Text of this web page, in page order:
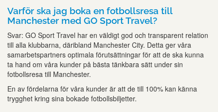
Varför ska jag boka en fotbollsresa till
Manchester med GO Sport Travel?
Svar: GO Sport Travel har en väldigt god och transparent relation
till alla klubbarna, däribland Manchester City. Detta ger våra
samarbetspartners optimala förutsättningar för att de ska kunna
ta hand om våra kunder på bästa tänkbara sätt under sin
fotbollsresa till Manchester.
En av fördelarna för våra kunder är att de till 100% kan känna
trygghet kring sina bokade fotbollsbiljetter.